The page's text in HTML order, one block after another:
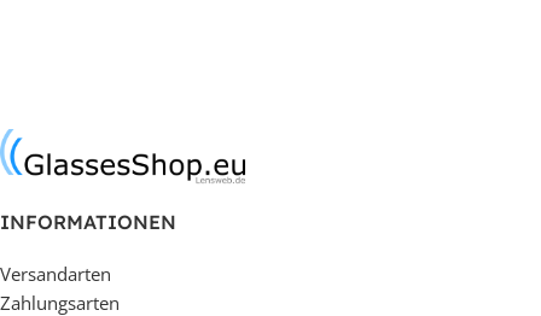
INFORMATIONEN
Versandarten
Zahlungsarten